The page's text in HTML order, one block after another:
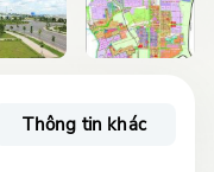
Thông tin khác